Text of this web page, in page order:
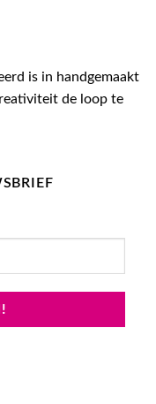
is in handgemaakt
de loop te